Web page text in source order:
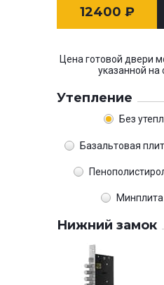
12400 ₽
Цена готовой двери
указанной на
Утепление
Без
Базальтовая
Минплита
Нижний замок